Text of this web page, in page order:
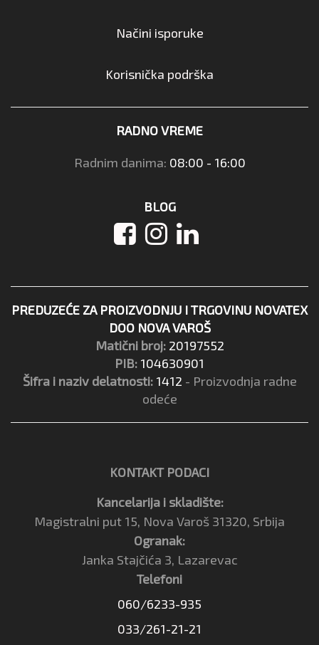
Načini isporuke
Korisnička podrška
RADNO VREME
Radnim danima: 08:00 - 16:00
BLOG
PREDUZEĆE ZA PROIZVODNJU I TRGOVINU NOVATEX
DOO NOVA VAROŠ
Matični broj: 20197552
PIB: 104630901
Šifra i naziv delatnosti: 1412 - Proizvodnja radne
odeće
KONTAKT PODACI
Kancelarija i skladište:
Magistralni put 15, Nova Varoš 31320, Srbija
Ogranak:
Janka Stajčića 3, Lazarevac
Telefoni
060/6233-935
033/261-21-21